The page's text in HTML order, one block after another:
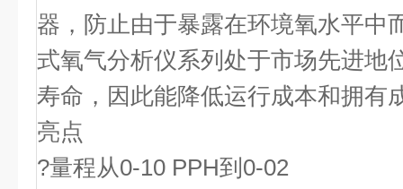
器，防止由于暴露在环境氧水平中
式氧气分析仪系列处于市场先进地
寿命，因此能降低运行成本和拥有
亮点
?量程从0-10 PPH到0-02